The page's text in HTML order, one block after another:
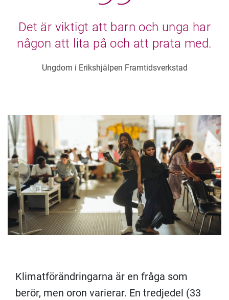
Det är viktigt att barn och unga har
någon att lita på och att prata med.
Ungdom i Erikshjälpen Framtidsverkstad
Klimatförändringarna är en fråga som
berör, men oron varierar. En tredjedel (33